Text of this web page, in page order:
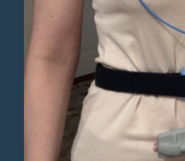
e dico
che inquadra